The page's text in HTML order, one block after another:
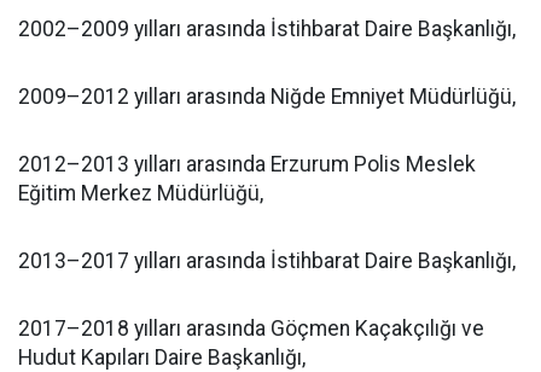
2002–2009 yılları arasında İstihbarat Daire Başkanlığı,
2009–2012 yılları arasında Niğde Emniyet Müdürlüğü,
2012–2013 yılları arasında Erzurum Polis Meslek
Eğitim Merkez Müdürlüğü,
2013–2017 yılları arasında İstihbarat Daire Başkanlığı,
2017–2018 yılları arasında Göçmen Kaçakçılığı ve
Hudut Kapıları Daire Başkanlığı,